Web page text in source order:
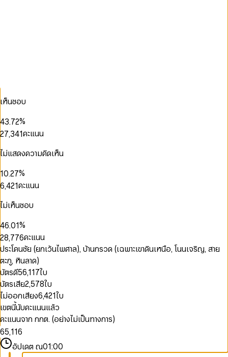
เห็นชอบ
0
2
4
5
6
7
8
9
1
3
4
5
6
7
8
9
.
5
7
8
9
0
2
3
4
5
6
7
8
9
%
1
2
4
6
7
8
9
3
4
6
7
9
,
0
2
3
5
7
8
9
1
3
4
6
8
9
0
1
3
5
7
9
คะแนน
ไม่แสดงความคิดเห็น
1
2
3
4
5
6
7
8
9
0
1
2
3
4
5
6
7
8
9
.
0
2
3
4
5
6
7
8
9
1
2
3
5
7
8
9
%
0
1
2
3
5
6
8
,
0
1
3
4
6
8
9
1
2
4
6
7
8
9
0
1
3
5
6
7
8
9
คะแนน
ไม่เห็นชอบ
0
2
4
5
6
7
8
9
0
1
2
4
6
7
8
9
.0
1
2
3
4
5
6
7
8
9
1
2
3
4
5
6
7
8
9
%
1
2
3
4
5
6
7
8
9
1
2
3
4
5
7
8
9
,
0
1
2
3
4
6
7
8
9
0
1
2
4
6
7
8
9
0
1
3
4
5
6
7
8
9
คะแนน
ประโคนชัย (ยกเว้นไพศาล), บ้านกรวด (เฉพาะเขาดินเหนือ, โนนเจริญ, สาย
ตะกู, หินลาด)
บัตรดี56,117ใบ
บัตรเสีย2,578ใบ
ไม่ออกเสียง6,421ใบ
เขตนี้นับคะแนนแล้ว
คะแนนจาก กกต. (อย่างไม่เป็นทางการ)
0
1
2
3
4
5
6
7
8
0
1
2
3
4
5
6
7
,
0
1
2
3
0
1
2
3
0
1
2
3
4
5
6
7
8
อัปเดต ณ01:00